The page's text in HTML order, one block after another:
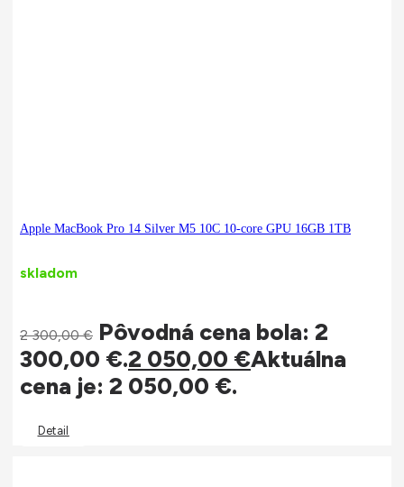
Apple MacBook Pro 14 Silver M5 10C 10-core GPU 16GB 1TB
skladom
2 300,00€ Pôvodná cena bola: 2
300,00 €.2 050,00 €Aktuálna
cena je: 2 050,00 €.
Detail